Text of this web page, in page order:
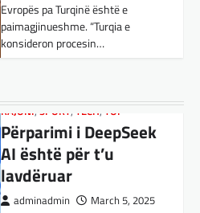
Evropës pa Turqinë është e
paimagjinueshme. “Turqia e
konsideron procesin…
Konkurrenti francez i
Starlink pa aksionet e
tij të trefishohen në
vlerë pasi Trump
ndaloi ndihmën për
përfshirë kërkimin e këshillave,
shpjegimet konceptuale dhe
ndihmën për…
RAJONI,SPORT, TECH, TOP
Përparimi i DeepSeek
AI është për t’u
lavdëruar
adminadmin March 5, 2025
SPORT,VENDI
FFM pranon
kërkesën e
Shkëndija ndaj
Vardarit do të luaj të
dielën
adminadmin
2024
Shkëndija dhe Vardari do të luajnë